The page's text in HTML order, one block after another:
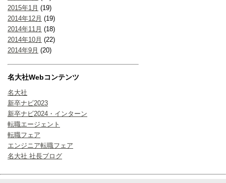
2015年1月 (19)
2014年12月 (19)
2014年11月 (18)
2014年10月 (22)
2014年9月 (20)
名大社Webコンテンツ
名大社
新卒ナビ2023
新卒ナビ2024・インターン
転職エージェント
転職フェア
エンジニア転職フェア
名大社 社長ブログ